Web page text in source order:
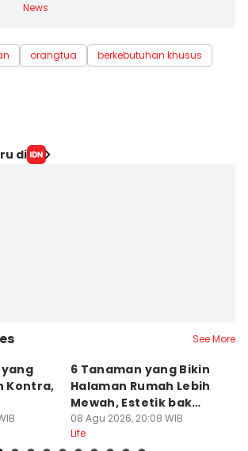
News
orangtua
berkebutuhan khusus
di
See More
Kontra,
6 Tanaman yang Bikin
Halaman Rumah Lebih
Mewah, Estetik bak
Resor
08 Agu 2026, 20:08 WIB
Life